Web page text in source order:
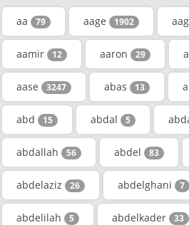
aa 79 aage 1902
aamir 12 aaron 29
aase 3247 abas 13
abd 15 abdal 5
abdallah 56 abdel 83
abdelaziz 26 abdelghani 7
abdelilah 5 abdelkader 33